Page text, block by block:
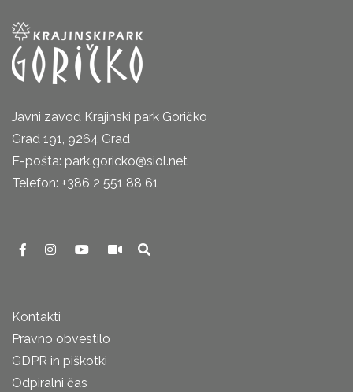
Javni zavod Krajinski park Goričko
Grad 191, 9264 Grad
E-pošta: park.goricko@siol.net
Telefon: +386 2 551 88 61
Kontakti
Pravno obvestilo
GDPR in piškotki
Odpiralni čas